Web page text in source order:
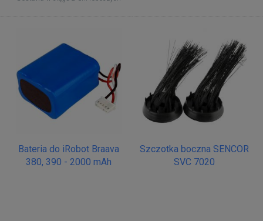
Bateria do iRobot Braava
380, 390 - 2000 mAh
Szczotka boczna SENCOR
SVC 7020